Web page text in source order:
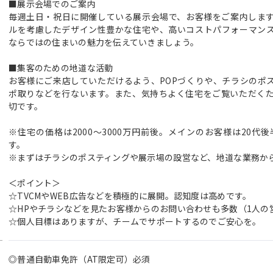
■展示会場でのご案内
毎週土日・祝日に開催している展示会場で、お客様をご案内しま
ルを考慮したデザイン性豊かな住宅や、高いコストパフォーマン
ならではの住まいの魅力を伝えていきましょう。
■集客のための地道な活動
お客様にご来店していただけるよう、POPづくりや、チラシのポ
ポ取りなどを行ないます。また、気持ちよく住宅をご覧いただく
切です。
※住宅の価格は2000～3000万円前後。メインのお客様は20代
す。
※まずはチラシのポスティングや展示場の設営など、地道な業務か
＜ポイント＞
☆TVCMやWEB広告などを積極的に展開。認知度は高めです。
☆HPやチラシなどを見たお客様からのお問い合わせも多数（1人の
☆個人目標はありますが、チームでサポートするのでご安心を。
◎普通自動車免許（AT限定可）必須